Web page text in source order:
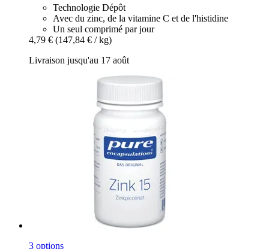
Technologie Dépôt
Avec du zinc, de la vitamine C et de l'histidine
Un seul comprimé par jour
4,79 € (147,84 € / kg)
Livraison jusqu'au 17 août
3 options